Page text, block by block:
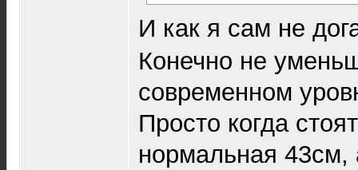
И как я сам не
Конечно не
современном
Просто когда
нормальная 43см,